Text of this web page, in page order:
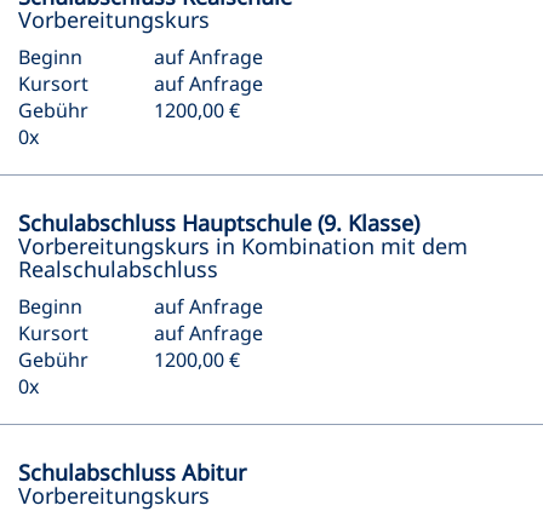
Vorbereitungskurs
Beginn
auf Anfrage
Kursort
auf Anfrage
Gebühr
1200,00 €
0x
Schulabschluss Hauptschule (9. Klasse)
Vorbereitungskurs in Kombination mit dem
Realschulabschluss
Beginn
auf Anfrage
Kursort
auf Anfrage
Gebühr
1200,00 €
0x
Schulabschluss Abitur
Vorbereitungskurs